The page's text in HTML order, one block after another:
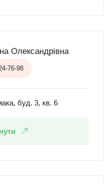
Олександрівна
76-98
буд. 3, кв. 6